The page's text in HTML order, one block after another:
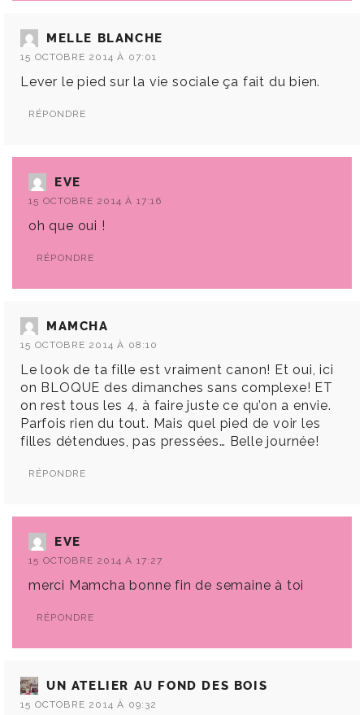
MELLE BLANCHE
15 OCTOBRE 2014 À 07:01
Lever le pied sur la vie sociale ça fait du bien.
RÉPONDRE
EVE
15 OCTOBRE 2014 À 17:16
oh que oui !
RÉPONDRE
MAMCHA
15 OCTOBRE 2014 À 08:10
Le look de ta fille est vraiment canon! Et oui, ici
on BLOQUE des dimanches sans complexe! ET
on rest tous les 4, à faire juste ce qu’on a envie.
Parfois rien du tout. Mais quel pied de voir les
filles détendues, pas pressées… Belle journée!
RÉPONDRE
EVE
15 OCTOBRE 2014 À 17:27
merci Mamcha bonne fin de semaine à toi
RÉPONDRE
UN ATELIER AU FOND DES BOIS
15 OCTOBRE 2014 À 09:32